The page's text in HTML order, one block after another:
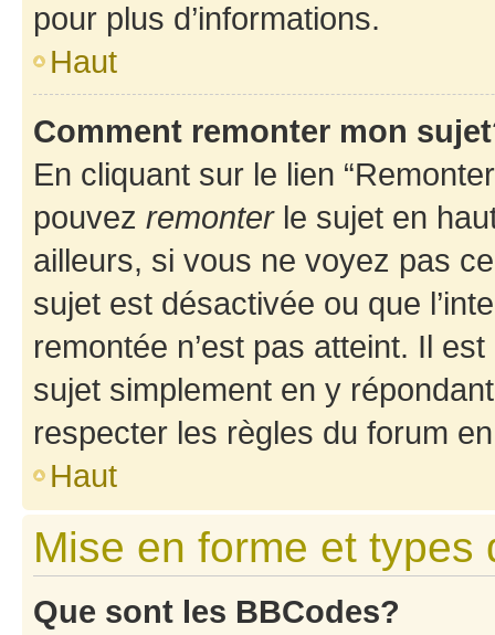
pour plus d’informations.
Haut
Comment remonter mon
En cliquant sur le lien
pouvez remonterle sujet en
ailleurs, si vous ne voyez pas
sujet est désactivée ou que
remontée n’est pas atteint. Il
sujet simplement en y
respecter les règles du forum
Haut
Mise en forme et types
Que sont les BBCodes?